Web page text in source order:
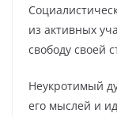
из активных
свободу своей
Неукротимый
его мыслей и